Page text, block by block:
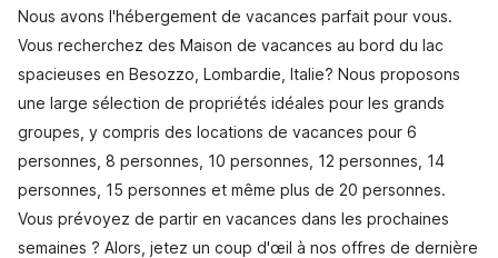
Nous avons l'hébergement de vacances parfait pour vous.
Vous recherchez des Maison de vacances au bord du lac
spacieuses en Besozzo, Lombardie, Italie? Nous proposons
une large sélection de propriétés idéales pour les grands
groupes, y compris des locations de vacances pour 6
personnes, 8 personnes, 10 personnes, 12 personnes, 14
personnes, 15 personnes et même plus de 20 personnes.
Vous prévoyez de partir en vacances dans les prochaines
semaines ? Alors, jetez un coup d'œil à nos offres de dernière